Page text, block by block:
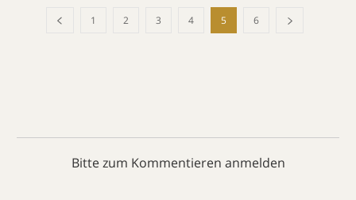
1 2 3 4 5 6
Bitte zum Kommentieren anmelden